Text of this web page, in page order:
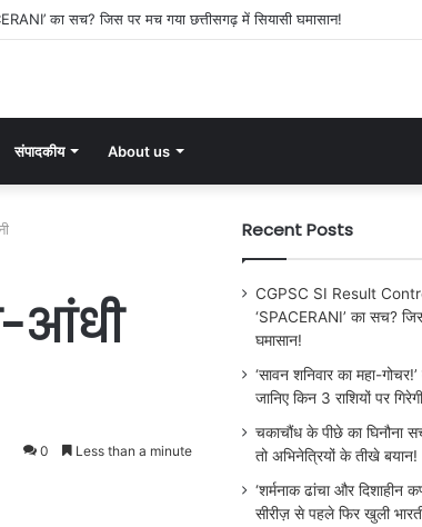
का सच? जिस पर मच गया छत्तीसगढ़ में सियासी घमासान!
संपादकीय About us
आंधी
0 Less than a minute
Recent Posts
CGPSC SI Result
‘SPACERANI’ का सच?
घमासान!
‘सावन शनिवार का महा-
जानिए किन 3 राशियों पर
चकाचौंध के पीछे का घिनौना
तो अभिनेत्रियों के तीखे बयान!
‘शर्मनाक ढांचा और दिशाहीन
सीरीज़ से पहले फिर खुली